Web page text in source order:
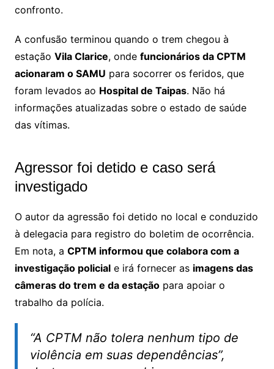
confronto.
A confusão terminou quando o trem chegou à
estação Vila Clarice, onde funcionários da CPTM
acionaram o SAMU para socorrer os feridos, que
foram levados ao Hospital de Taipas. Não há
informações atualizadas sobre o estado de saúde
das vítimas.
Agressor foi detido e caso será
investigado
O autor da agressão foi detido no local e conduzido
à delegacia para registro do boletim de ocorrência.
Em nota, a CPTM informou que colabora com a
investigação policiale irá fornecer as imagens das
câmeras do trem e da estaçãopara apoiar o
trabalho da polícia.
“A CPTM não tolera nenhum tipo de
violência em suas dependências”,